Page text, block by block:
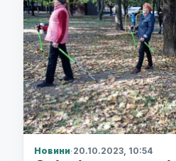
Новини·20.10.2023, 10:54